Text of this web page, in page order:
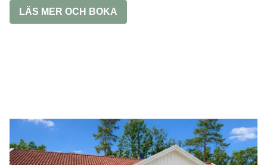
LÄS MER OCH BOKA